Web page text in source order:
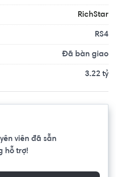
RichStar
RS4
Đã bàn giao
3.22 tỷ
viên đã sẵn
hỗ trợ!